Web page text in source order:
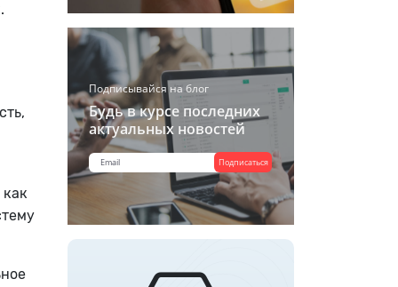
Подписывайся на блог
Будь в курсе последних
актуальных новостей
Подписаться